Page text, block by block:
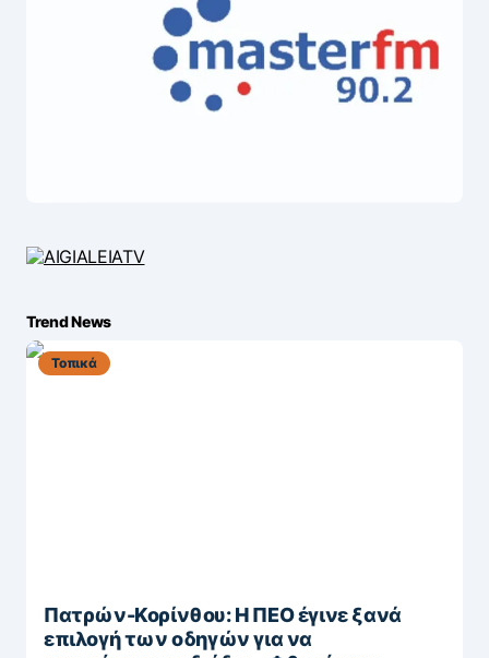
Trend News
Τοπικά
Πατρών-Κορίνθου: Η ΠΕΟ έγινε ξανά
επιλογή των οδηγών για να